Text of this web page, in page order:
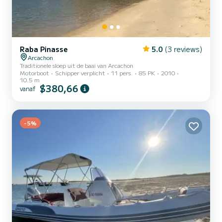
Raba Pinasse 5.0 (3 reviews)
Arcachon
Traditionele sloep uit de baai van Arcachon
Motorboot
Schipper verplicht 11 pers. 85 PK
2010
10.5 m
vanaf $380,66
-5%